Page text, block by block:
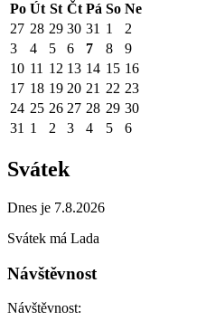
Po Út St Čt Pá So Ne
27 28 29 30 31 1
2
3
4 5 6 7 8
9
10 11 12 13 14 15 16
17 18 19 20 21 22 23
24 25 26 27 28 29 30
31 1 2 3 4 5 6
Svátek
Dnes je 7.8.2026
Svátek má Lada
Návštěvnost
Návštěvnost: